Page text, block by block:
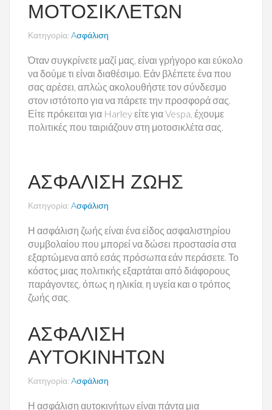
ΜΟΤΟΣΙΚΛΕΤΏΝ
Κατηγορία: Aσφάλιση
Όταν συγκρίνετε μαζί μας, είναι γρήγορο και εύκολο
να δούμε τι είναι διαθέσιμο. Εάν βλέπετε ένα που
σας αρέσει, απλώς ακολουθήστε τον σύνδεσμο
στον ιστότοπο για να πάρετε την προσφορά σας.
Είτε πρόκειται για Harley είτε για Vespa, έχουμε
πολιτικές που ταιριάζουν στη μοτοσικλέτασας.
ΑΣΦΆΛΙΣΗ ΖΩΉΣ
Κατηγορία: Aσφάλιση
Η ασφάλιση ζωής είναι ένα είδος ασφαλιστηρίου
συμβολαίου που μπορεί να δώσει προστασία στα
εξαρτώμενα από εσάς πρόσωπα εάν περάσετε. Το
κόστος μιας πολιτικής εξαρτάται από διάφορους
παράγοντες, όπως η ηλικία, η υγεία και ο τρόπος
ζωής σας.
ΑΣΦΆΛΙΣΗ
ΑΥΤΟΚΙΝΉΤΩΝ
Κατηγορία: Aσφάλιση
Η ασφάλιση αυτοκινήτων είναι πάντα μια